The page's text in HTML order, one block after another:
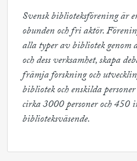
Svensk biblioteksförening är
obunden och fri aktör.
alla typer av bibliotek
och dess verksamhet, skapa
främja forskning och
bibliotek och enskilda
cirka 3000 personer och 450
biblioteksväsende.